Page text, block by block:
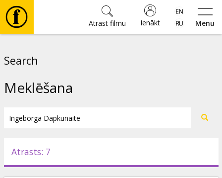
Menu
Ienākt
Atrast filmu
Pasākumi
Search
Meklēšana
Atrasts: 7